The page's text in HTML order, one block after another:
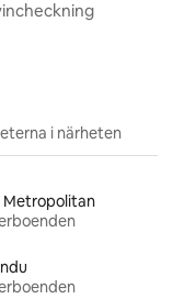
i närheten
Metropolitan